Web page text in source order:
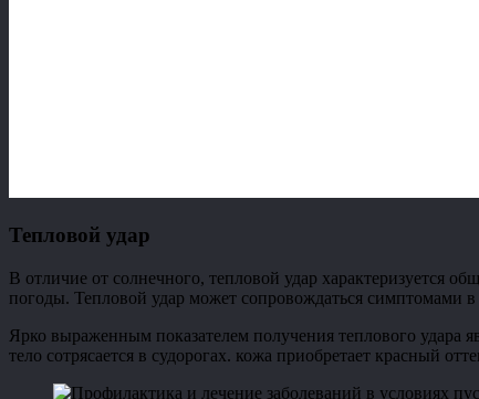
Тепловой удар
В отличие от солнечного, тепловой удар характеризуется
погоды. Тепловой удар может сопровождаться симптомами
Ярко выраженным показателем получения теплового удара
тело сотрясается в судорогах. кожа приобретает красный